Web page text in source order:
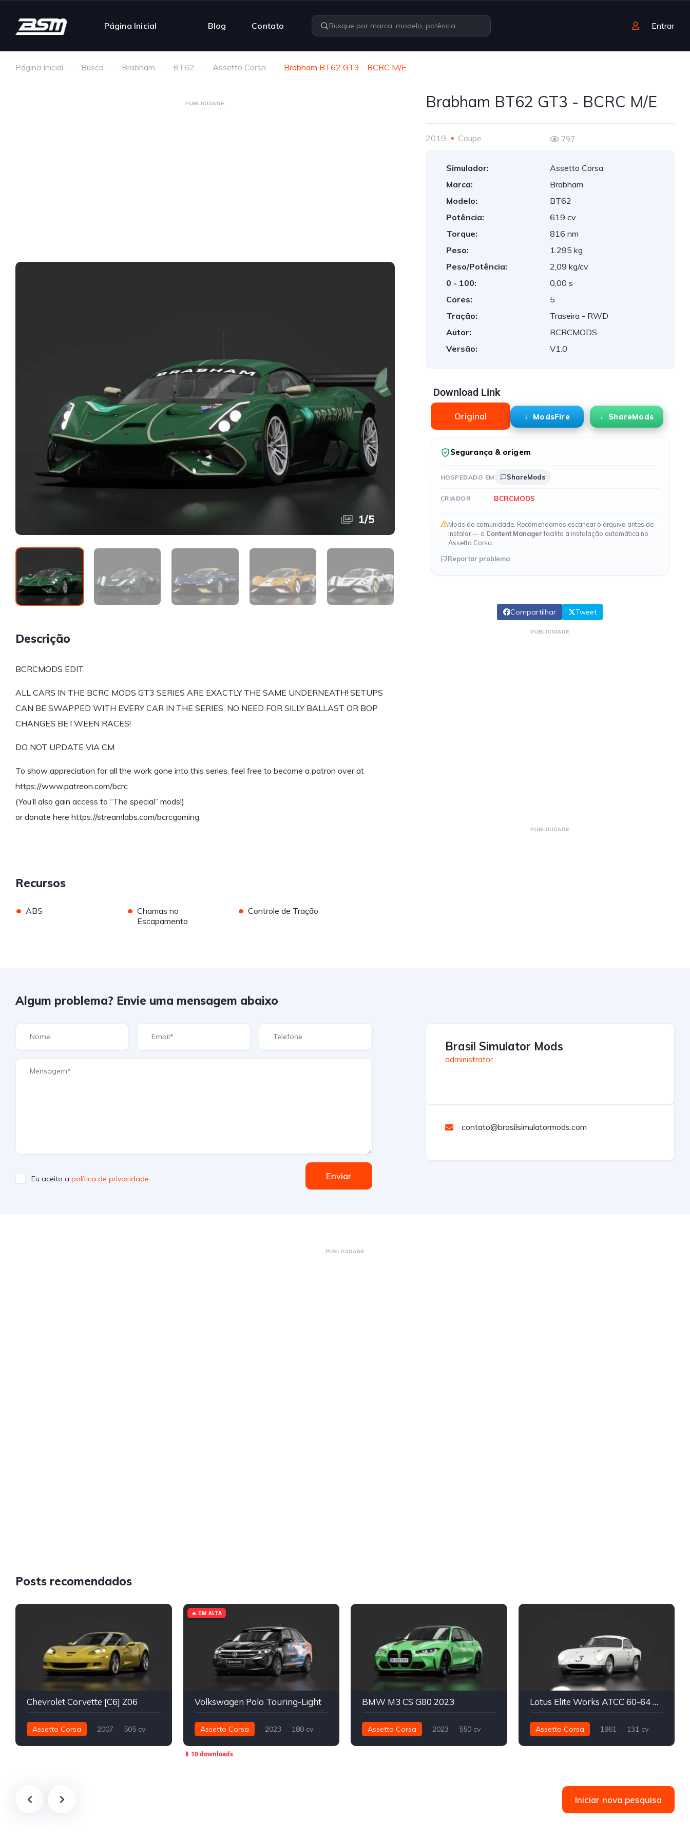
Página Inicial Blog Contato Entrar
Página Inicial Busca Brabham BT62 Assetto Corsa Brabham BT62 GT3 - BCRC M/E
PUBLICIDADE
1/5
Descrição
BCRCMODS EDIT.
ALL CARS IN THE BCRC MODS GT3 SERIES ARE EXACTLY THE SAME UNDERNEATH! SETUPS
CAN BE SWAPPED WITH EVERY CAR IN THE SERIES, NO NEED FOR SILLY BALLAST OR BOP
CHANGES BETWEEN RACES!
DO NOT UPDATE VIA CM
To show appreciation for all the work gone into this series, feel free to become a patron over at
https://www.patreon.com/bcrc
(You’ll also gain access to “The special” mods!)
or donate here https://streamlabs.com/bcrcgaming
Recursos
• ABS • Chamas no
Escapamento
• Controle de Tração
Brabham BT62 GT3 - BCRC M/E
2019 Coupe 797
Simulador:
Assetto Corsa
Marca:
Brabham
Modelo:
BT62
Potência:
619 cv
Torque:
816 nm
Peso:
1.295 kg
Peso/Potência:
2,09 kg/cv
0 - 100:
0,00 s
Cores:
5
Tração:
Traseira - RWD
Autor:
BCRCMODS
Versão:
V1.0
Download Link
Original ModsFire ShareMods
Segurança & origem
HOSPEDADO EM ShareMods
CRIADOR BCRCMODS
Mods da comunidade. Recomendamos escanear o arquivo antes de
instalar — o Content Managerfacilita a instalação automática no
Assetto Corsa.
Reportar problema
Compartilhar Tweet
PUBLICIDADE
PUBLICIDADE
Algum problema? Envie uma mensagem abaixo
Eu aceito a política de privacidade Enviar
Brasil Simulator Mods
administrator
contato@brasilsimulatormods.com
PUBLICIDADE
Posts recomendados
Chevrolet Corvette [C6] Z06
Assetto Corsa 2007
505 cv
Volkswagen Polo Touring-Light
Assetto Corsa 2023
180 cv
Turismo Pista
🔥 EM ALTA
⬇ 10 downloads
BMW M3 CS G80 2023
Assetto Corsa 2023
550 cv
Lotus Elite Works ATCC 60-64 Appendix K
Assetto Corsa 1961
131 cv
Iniciar nova pesquisa